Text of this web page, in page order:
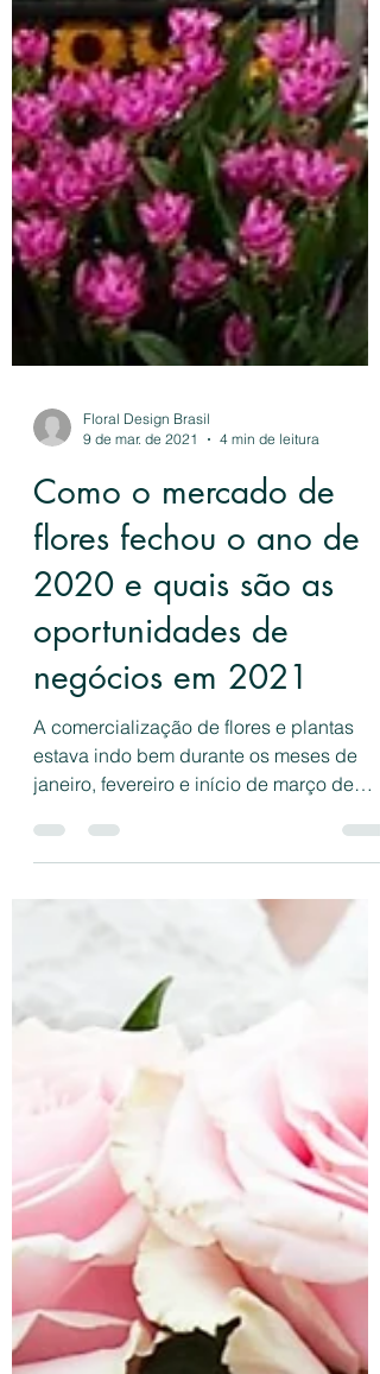
9 de mar. de 2021
4 min de leitura
Como o mercado de
flores fechou o ano de
2020 e quais são as
oportunidades de
negócios em 2021
A comercialização de flores e plantas
estava indo bem durante os meses de
janeiro, fevereiro e início de março de